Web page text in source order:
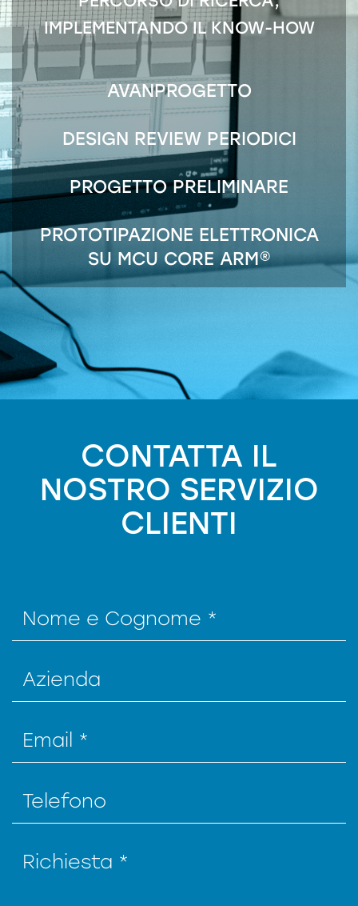
IMPLEMENTANDO IL KNOW-HOW
AVANPROGETTO
DESIGN REVIEW PERIODICI
PROGETTO PRELIMINARE
PROTOTIPAZIONE ELETTRONICA
SU MCU CORE ARM®
CONTATTA IL
NOSTRO SERVIZIO
CLIENTI